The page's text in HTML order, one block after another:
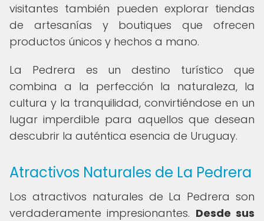
visitantes también pueden explorar tiendas
de artesanías y boutiques que ofrecen
productos únicos y hechos a mano.
La Pedrera es un destino turístico que
combina a la perfección la naturaleza, la
cultura y la tranquilidad, convirtiéndose en un
lugar imperdible para aquellos que desean
descubrir la auténtica esencia de Uruguay.
Atractivos Naturales de La Pedrera
Los atractivos naturales de La Pedrera son
verdaderamente impresionantes. Desde sus